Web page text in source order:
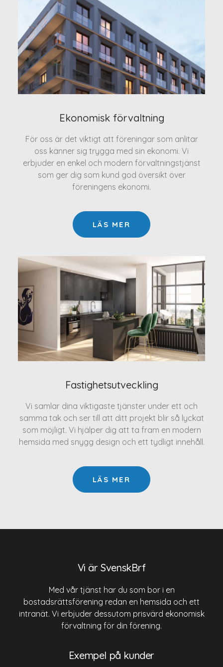
Ekonomisk förvaltning
För oss är det viktigt att föreningar som anlitar
oss känner sig trygga med sin ekonomi. Vi
erbjuder en enkel och modern förvaltningstjänst
som ger dig som kund god översikt över
föreningens ekonomi.
LÄS MER
Fastighetsutveckling
Vi samlar dina viktigaste tjänster under ett och
samma tak och ser till att ditt projekt blir så lyckat
som möjligt. Vi hjälper dig att ta fram en modern
hemsida med snygg design och ett tydligt innehåll.
LÄS MER
Vi är SvenskBrf
Med vår tjänst har du som bor i en
bostadsrättsförening redan en hemsida och ett
intranät. Vi erbjuder dessutom prisvärd ekonomisk
förvaltning för din förening.
Exempel på kunder